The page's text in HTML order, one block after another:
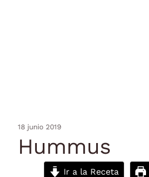
18 junio 2019
Hummus
Ir a la Receta